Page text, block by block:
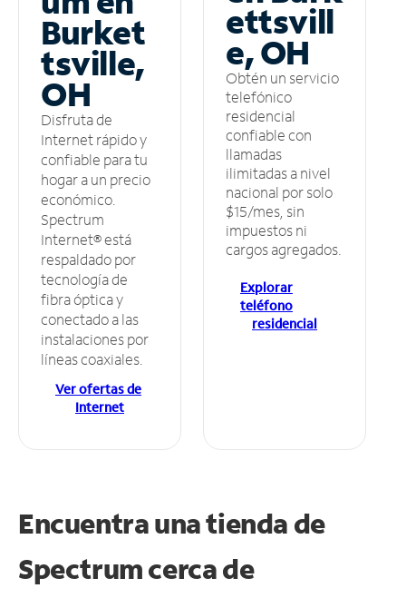
Burket
tsville,
OH
Disfruta de
Internet rápido y
confiable para tu
hogar a un precio
económico.
Spectrum
Internet® está
respaldado por
tecnología de
fibra óptica y
conectado a las
instalaciones por
líneas coaxiales.
Ver ofertas de
Internet
ettsvill
e, OH
Obtén un servicio
telefónico
residencial
confiable con
llamadas
ilimitadas a nivel
nacional por solo
$15/mes, sin
impuestos ni
cargos agregados.
Explorar
teléfono
residencial
Encuentra una tienda de
Spectrumcerca de